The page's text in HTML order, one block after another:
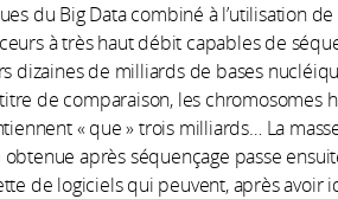
du Big Data combiné à l’utilisation de
à très haut débit capables de
dizaines de milliards de bases
de comparaison, les chromosomes
« que » trois milliards… La
après séquençage passe
de logiciels qui peuvent, après avoir